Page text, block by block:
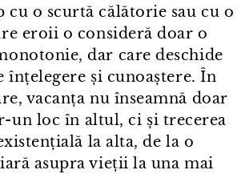
cu o scurtă călătorie sau cu o
eroii o consideră doar o
dar care deschide
și cunoaștere. În
vacanța nu înseamnă doar
⁠un loc în altul, ci și trecerea
la alta, de la o
asupra vieții la una mai